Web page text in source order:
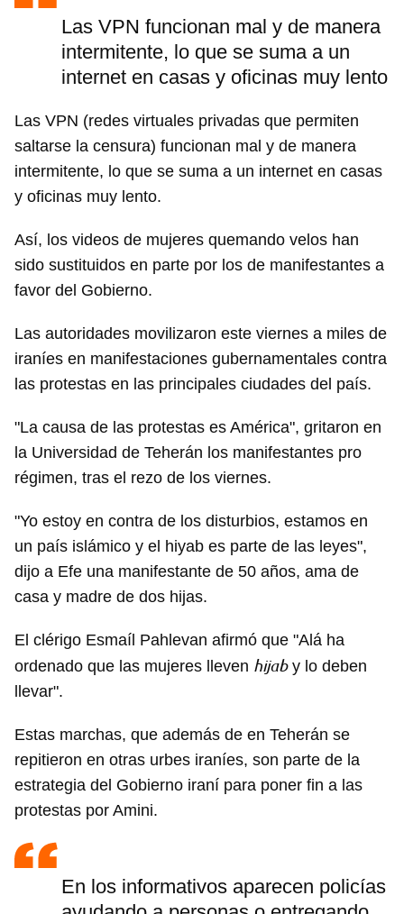
Las VPN funcionan mal y de manera
intermitente, lo que se suma a un
internet en casas y oficinas muy lento
Las VPN (redes virtuales privadas que permiten
saltarse la censura) funcionan mal y de manera
intermitente, lo que se suma a un internet en casas
y oficinas muy lento.
Así, los videos de mujeres quemando velos han
sido sustituidos en parte por los de manifestantes a
favor del Gobierno.
Las autoridades movilizaron este viernes a miles de
iraníes en manifestaciones gubernamentales contra
las protestas en las principales ciudades del país.
"La causa de las protestas es América", gritaron en
la Universidad de Teherán los manifestantes pro
régimen, tras el rezo de los viernes.
"Yo estoy en contra de los disturbios, estamos en
un país islámico y el hiyab es parte de las leyes",
dijo a Efe una manifestante de 50 años, ama de
casa y madre de dos hijas.
El clérigo Esmaíl Pahlevan afirmó que "Alá ha
ordenado que las mujeres lleven hijaby lo deben
llevar".
Estas marchas, que además de en Teherán se
repitieron en otras urbes iraníes, son parte de la
estrategia del Gobierno iraní para poner fin a las
protestas por Amini.
En los informativos aparecen policías